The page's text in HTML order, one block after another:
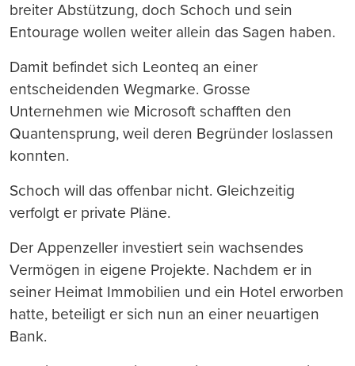
breiter Abstützung, doch Schoch und sein
Entourage wollen weiter allein das Sagen haben.
Damit befindet sich Leonteq an einer
entscheidenden Wegmarke. Grosse
Unternehmen wie Microsoft schafften den
Quantensprung, weil deren Begründer loslassen
konnten.
Schoch will das offenbar nicht. Gleichzeitig
verfolgt er private Pläne.
Der Appenzeller investiert sein wachsendes
Vermögen in eigene Projekte. Nachdem er in
seiner Heimat Immobilien und ein Hotel erworben
hatte, beteiligt er sich nun an einer neuartigen
Bank.